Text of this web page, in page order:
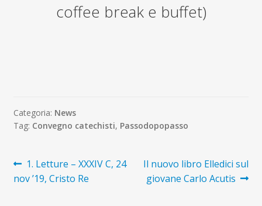
coffee break e buffet)
Categoria: News
Tag: Convegno catechisti, Passodopopasso
Navigazione
articoli
Articolo
precedente:
1. Letture – XXXIV C, 24
nov ’19, Cristo Re
Articolo
successivo:
Il nuovo libro Elledici sul
giovane Carlo Acutis